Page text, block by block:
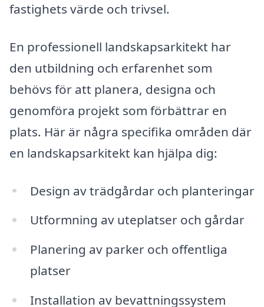
fastighets värde och trivsel.
En professionell landskapsarkitekt har
den utbildning och erfarenhet som
behövs för att planera, designa och
genomföra projekt som förbättrar en
plats. Här är några specifika områden där
en landskapsarkitekt kan hjälpa dig:
Design av trädgårdar och planteringar
Utformning av uteplatser och gårdar
Planering av parker och offentliga
platser
Installation av bevattningssystem